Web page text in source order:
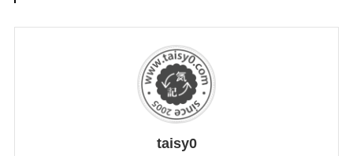
taisy0